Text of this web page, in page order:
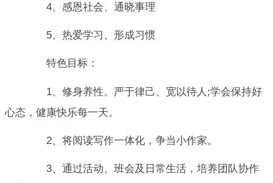
4、感恩社会、通晓事理
5、热爱学习、形成习惯
特色目标：
1、修身养性。严于律己、宽以待人;学会保持好
心态，健康快乐每一天。
2、将阅读写作一体化，争当小作家。
3、通过活动、班会及日常生活，培养团队协作